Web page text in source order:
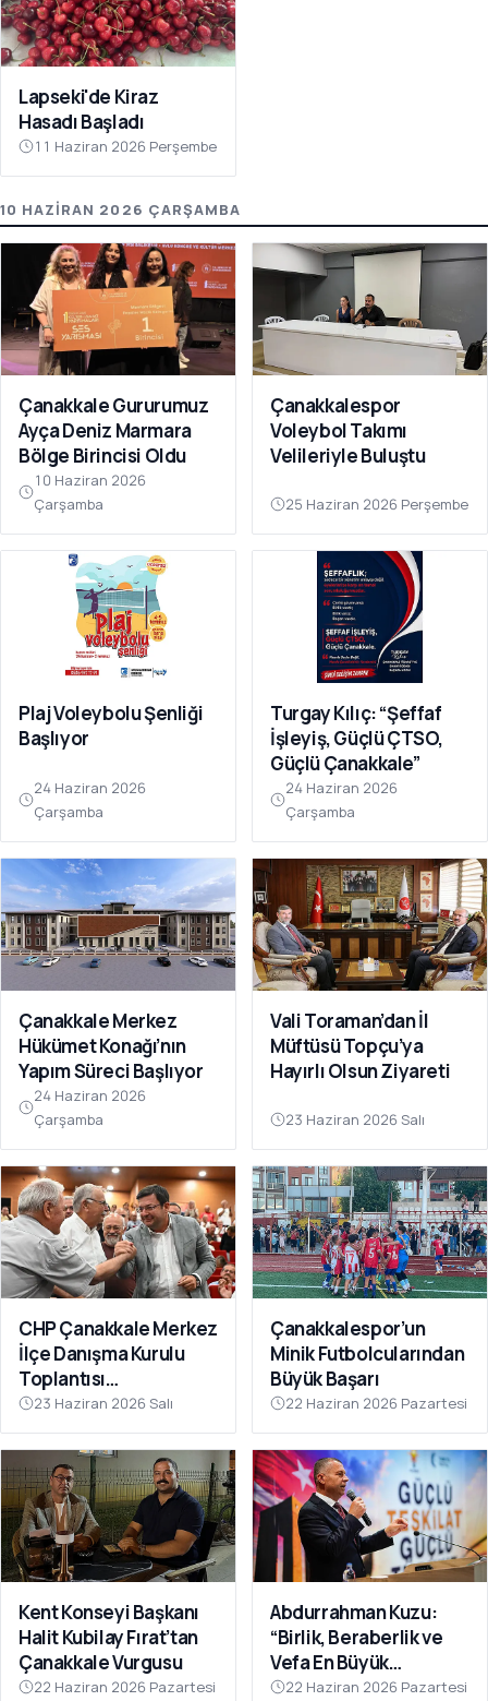
Lapseki'de Kiraz
Hasadı Başladı
11 Haziran 2026 Perşembe
10 HAZIRAN 2026 ÇARŞAMBA
Çanakkale Gururumuz
Ayça Deniz Marmara
Bölge Birincisi Oldu
10 Haziran 2026
Çarşamba
Çanakkalespor
Voleybol Takımı
Velileriyle Buluştu
25 Haziran 2026 Perşembe
Plaj Voleybolu Şenliği
Başlıyor
24 Haziran 2026
Çarşamba
Turgay Kılıç: “Şeffaf
İşleyiş, Güçlü ÇTSO,
Güçlü Çanakkale”
24 Haziran 2026
Çarşamba
Çanakkale Merkez
Hükümet Konağı’nın
Yapım Süreci Başlıyor
24 Haziran 2026
Çarşamba
Vali Toraman’dan İl
Müftüsü Topçu’ya
Hayırlı Olsun Ziyareti
23 Haziran 2026 Salı
CHP Çanakkale Merkez
İlçe Danışma Kurulu
Toplantısı
Gerçekleştirildi
23 Haziran 2026 Salı
Çanakkalespor’un
Minik Futbolcularından
Büyük Başarı
22 Haziran 2026 Pazartesi
Kent Konseyi Başkanı
Halit Kubilay Fırat’tan
Çanakkale Vurgusu
22 Haziran 2026 Pazartesi
Abdurrahman Kuzu:
“Birlik, Beraberlik ve
Vefa En Büyük
Gücümüzdür
22 Haziran 2026 Pazartesi